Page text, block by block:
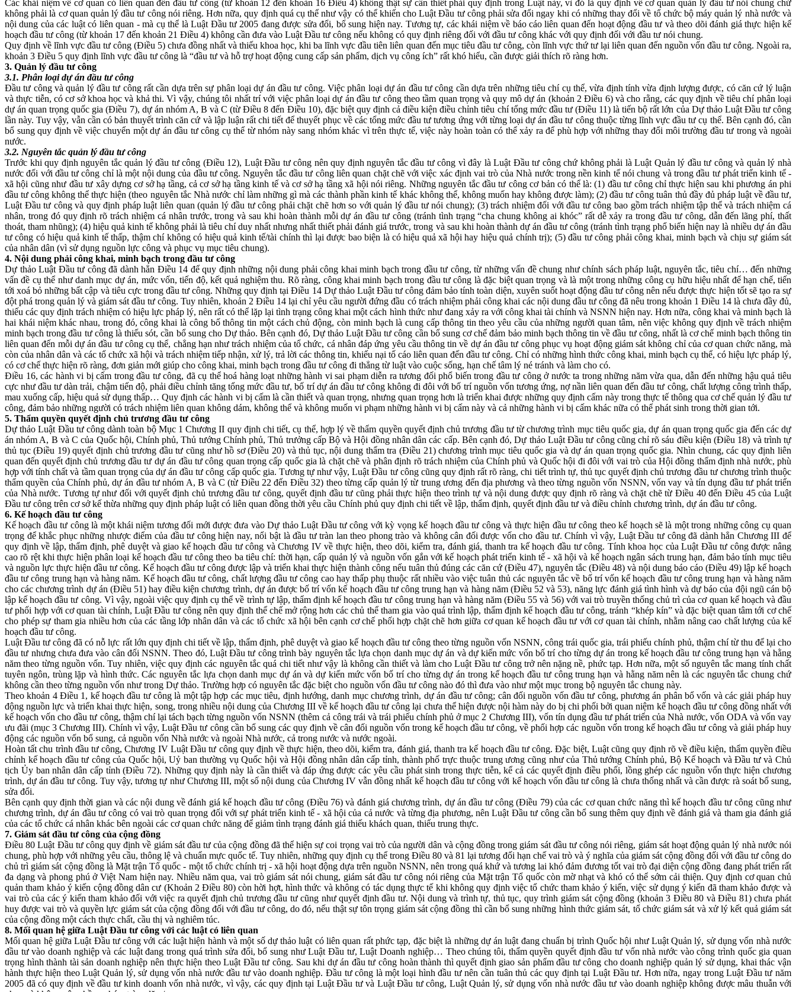
Các khái niệm về cơ quan có liên quan đến đầu tư công (từ khoản 12 đến khoản 16 Điều 4) không thật sự cần thiết phải quy định trong Luật này, vì đó là quy định về cơ quan quản lý đầu tư nói chung chứ
không phải là cơ quan quản lý đầu tư công nói riêng. Hơn nữa, quy định quá cụ thể như vậy có thể khiến cho Luật Đầu tư công phải sửa đổi ngay khi có những thay đổi về tổ chức bộ máy quản lý nhà nước và
nội dung của các luật có liên quan - mà cụ thể là Luật Đầu tư 2005 đang được sửa đổi, bổ sung hiện nay. Tương tự, các khái niệm về báo cáo liên quan đến hoạt động đầu tư và theo dõi đánh giá thực hiện kế
hoạch đầu tư công (từ khoản 17 đến khoản 21 Điều 4) không cần đưa vào Luật Đầu tư công nếu không có quy định riêng đối với đầu tư công khác với quy định đối với đầu tư nói chung.
Quy định về lĩnh vực đầu tư công (Điều 5) chưa đồng nhất và thiếu khoa học, khi ba lĩnh vực đầu tiên liên quan đến mục tiêu đầu tư công, còn lĩnh vực thứ tư lại liên quan đến nguồn vốn đầu tư công. Ngoài ra,
khoản 3 Điều 5 quy định lĩnh vực đầu tư công là “đầu tư và hỗ trợ hoạt động cung cấp sản phẩm, dịch vụ công ích” rất khó hiểu, cần được giải thích rõ ràng hơn.
3. Quản lý đầu tư công
3.1. Phân loại dự án đầu tư công
Đầu tư công và quản lý đầu tư công rất cần dựa trên sự phân loại dự án đầu tư công. Việc phân loại dự án đầu tư công cần dựa trên những tiêu chí cụ thể, vừa định tính vừa định lượng được, có căn cứ lý luận
và thực tiễn, có cơ sở khoa học và khả thi. Vì vậy, chúng tôi nhất trí với việc phân loại dự án đầu tư công theo tầm quan trọng và quy mô dự án (khoản 2 Điều 6) và cho rằng, các quy định về tiêu chí phân loại
dự án quan trọng quốc gia (Điều 7), dự án nhóm A, B và C (từ Điều 8 đến Điều 10), đặc biệt quy định cả điều kiện điều chỉnh tiêu chí tổng mức đầu tư (Điều 11) là tiến bộ rất lớn của Dự thảo Luật Đầu tư công
lần này. Tuy vậy, vẫn cần có bản thuyết trình căn cứ và lập luận rất chi tiết để thuyết phục về các tổng mức đầu tư tương ứng với từng loại dự án đầu tư công thuộc từng lĩnh vực đầu tư cụ thể. Bên cạnh đó, cần
bổ sung quy định về việc chuyển một dự án đầu tư công cụ thể từ nhóm này sang nhóm khác vì trên thực tế, việc này hoàn toàn có thể xảy ra để phù hợp với những thay đổi môi trường đầu tư trong và ngoài
nước.
3.2. Nguyên tắc quản lý đầu tư công
Trước khi quy định nguyên tắc quản lý đầu tư công (Điều 12), Luật Đầu tư công nên quy định nguyên tắc đầu tư công vì đây là Luật Đầu tư công chứ không phải là Luật Quản lý đầu tư công và quản lý nhà
nước đối với đầu tư công chỉ là một nội dung của đầu tư công. Nguyên tắc đầu tư công liên quan chặt chẽ với việc xác định vai trò của Nhà nước trong nền kinh tế nói chung và trong đầu tư phát triển kinh tế -
xã hội cũng như đầu tư xây dựng cơ sở hạ tầng, cả cơ sở hạ tầng kinh tế và cơ sở hạ tầng xã hội nói riêng. Những nguyên tắc đầu tư công cơ bản có thể là: (1) đầu tư công chỉ thực hiện sau khi phương án phi
đầu tư công không thể thực hiện (theo nguyên tắc Nhà nước chỉ làm những gì mà các thành phần kinh tế khác không thể, không muốn hay không được làm); (2) đầu tư công tuân thủ đầy đủ pháp luật về đầu tư,
Luật Đầu tư công và quy định pháp luật liên quan (quản lý đầu tư công phải chặt chẽ hơn so với quản lý đầu tư nói chung); (3) trách nhiệm đối với đầu tư công bao gồm trách nhiệm tập thể và trách nhiệm cá
nhân, trong đó quy định rõ trách nhiệm cá nhân trước, trong và sau khi hoàn thành mỗi dự án đầu tư công (tránh tình trạng “cha chung không ai khóc” rất dễ xảy ra trong đầu tư công, dẫn đến lãng phí, thất
thoát, tham nhũng); (4) hiệu quả kinh tế không phải là tiêu chí duy nhất nhưng nhất thiết phải đánh giá trước, trong và sau khi hoàn thành dự án đầu tư công (tránh tình trạng phổ biến hiện nay là nhiều dự án đầu
tư công có hiệu quả kinh tế thấp, thậm chí không có hiệu quả kinh tế/tài chính thì lại được bao biện là có hiệu quả xã hội hay hiệu quả chính trị); (5) đầu tư công phải công khai, minh bạch và chịu sự giám sát
của nhân dân (vì sử dụng nguồn lực công và phục vụ mục tiêu chung).
4. Nội dung phải công khai, minh bạch trong đầu tư công
Dự thảo Luật Đầu tư công đã dành hẳn Điều 14 để quy định những nội dung phải công khai minh bạch trong đầu tư công, từ những vấn đề chung như chính sách pháp luật, nguyên tắc, tiêu chí… đến những
vấn đề cụ thể như danh mục dự án, mức vốn, tiến độ, kết quả nghiệm thu. Rõ ràng, công khai minh bạch trong đầu tư công là đặc biệt quan trọng và là một trong những công cụ hữu hiệu nhất để hạn chế, tiến
tới xoá bỏ những bất cập và tiêu cực trong đầu tư công. Những quy định tại Điều 14 Dự thảo Luật Đầu tư công đảm bảo tính toàn diện, xuyên suốt hoạt động đầu tư công nên nếu được thực hiện tốt sẽ tạo ra sự
đột phá trong quản lý và giám sát đầu tư công. Tuy nhiên, khoản 2 Điều 14 lại chỉ yêu cầu người đứng đầu có trách nhiệm phải công khai các nội dung đầu tư công đã nêu trong khoản 1 Điều 14 là chưa đầy đủ,
thiếu các quy định trách nhiệm có hiệu lực pháp lý, nên rất có thể lặp lại tình trạng công khai một cách hình thức như đang xảy ra với công khai tài chính và NSNN hiện nay. Hơn nữa, công khai và minh bạch là
hai khái niệm khác nhau, trong đó, công khai là công bố thông tin một cách chủ động, còn minh bạch là cung cấp thông tin theo yêu cầu của những người quan tâm, nên việc không quy định về trách nhiệm
minh bạch trong đầu tư công là thiếu sót, cần bổ sung cho Dự thảo. Bên cạnh đó, Dự thảo Luật Đầu tư công cần bổ sung cơ chế đảm bảo minh bạch thông tin về đầu tư công, nhất là cơ chế minh bạch thông tin
liên quan đến mỗi dự án đầu tư công cụ thể, chẳng hạn như trách nhiệm của tổ chức, cá nhân đáp ứng yêu cầu thông tin về dự án đầu tư công phục vụ hoạt động giám sát không chỉ của cơ quan chức năng, mà
còn của nhân dân và các tổ chức xã hội và trách nhiệm tiếp nhận, xử lý, trả lời các thông tin, khiếu nại tố cáo liên quan đến đầu tư công. Chỉ có những hình thức công khai, minh bạch cụ thể, có hiệu lực pháp lý,
có cơ chế thực hiện rõ ràng, đơn giản mới giúp cho công khai, minh bạch trong đầu tư công đi thẳng từ luật vào cuộc sống, hạn chế tâm lý né tránh và làm cho có.
Điều 16, các hành vi bị cấm trong đầu tư công, đã cụ thể hoá hàng loạt những hành vi sai phạm diễn ra tương đối phổ biến trong đầu tư công ở nước ta trong những năm vừa qua, dẫn đến những hậu quả tiêu
cực như đầu tư dàn trải, chậm tiến độ, phải điều chỉnh tăng tổng mức đầu tư, bố trí dự án đầu tư công không đi đôi với bố trí nguồn vốn tương ứng, nợ nần liên quan đến đầu tư công, chất lượng công trình thấp,
mau xuống cấp, hiệu quả sử dụng thấp… Quy định các hành vi bị cấm là cần thiết và quan trọng, nhưng quan trọng hơn là triển khai được những quy định cấm này trong thực tế thông qua cơ chế quản lý đầu tư
công, đảm bảo những người có trách nhiệm liên quan không dám, không thể và không muốn vi phạm những hành vi bị cấm này và cả những hành vi bị cấm khác nữa có thể phát sinh trong thời gian tới.
5. Thẩm quyền quyết định chủ trương đầu tư công
Dự thảo Luật Đầu tư công dành toàn bộ Mục 1 Chương II quy định chi tiết, cụ thể, hợp lý về thẩm quyền quyết định chủ trương đầu tư từ chương trình mục tiêu quốc gia, dự án quan trọng quốc gia đến các dự
án nhóm A, B và C của Quốc hội, Chính phủ, Thủ tướng Chính phủ, Thủ trưởng cấp Bộ và Hội đồng nhân dân các cấp. Bên cạnh đó, Dự thảo Luật Đầu tư công cũng chỉ rõ sáu điều kiện (Điều 18) và trình tự
thủ tục (Điều 19) quyết định chủ trương đầu tư cũng như hồ sơ (Điều 20) và thủ tục, nội dung thẩm tra (Điều 21) chương trình mục tiêu quốc gia và dự án quan trọng quốc gia. Nhìn chung, các quy định liên
quan đến quyết định chủ trương đầu tư dự án đầu tư công quan trọng cấp quốc gia là chặt chẽ và phân định rõ trách nhiệm của Chính phủ và Quốc hội đi đôi với vai trò của Hội đồng thẩm định nhà nước, phù
hợp với tính chất và tầm quan trọng của dự án đầu tư công cấp quốc gia. Tương tự như vậy, Luật Đầu tư công cũng quy định rất rõ ràng, chi tiết trình tự, thủ tục quyết định chủ trương đầu tư chương trình thuộc
thẩm quyền của Chính phủ, dự án đầu tư nhóm A, B và C (từ Điều 22 đến Điều 32) theo từng cấp quản lý từ trung ương đến địa phương và theo từng nguồn vốn NSNN, vốn vay và tín dụng đầu tư phát triển
của Nhà nước. Tương tự như đối với quyết định chủ trương đầu tư công, quyết định đầu tư cũng phải thực hiện theo trình tự và nội dung được quy định rõ ràng và chặt chẽ từ Điều 40 đến Điều 45 của Luật
Đầu tư công trên cơ sở kế thừa những quy định pháp luật có liên quan đồng thời yêu cầu Chính phủ quy định chi tiết về lập, thẩm định, quyết định đầu tư và điều chỉnh chương trình, dự án đầu tư công.
6. Kế hoạch đầu tư công
Kế hoạch đầu tư công là một khái niệm tương đối mới được đưa vào Dự thảo Luật Đầu tư công với kỳ vọng kế hoạch đầu tư công và thực hiện đầu tư công theo kế hoạch sẽ là một trong những công cụ quan
trọng để khắc phục những nhược điểm của đầu tư công hiện nay, nổi bật là đầu tư tràn lan theo phong trào và không cân đối được vốn cho đầu tư. Chính vì vậy, Luật Đầu tư công đã dành hẳn Chương III để
quy định về lập, thẩm định, phê duyệt và giao kế hoạch đầu tư công và Chương IV về thực hiện, theo dõi, kiểm tra, đánh giá, thanh tra kế hoạch đầu tư công. Tính khoa học của Luật Đầu tư công được nâng
cao rõ rệt khi thực hiện phân loại kế hoạch đầu tư công theo ba tiêu chí: thời hạn, cấp quản lý và nguồn vốn gắn với kế hoạch phát triển kinh tế - xã hội và kế hoạch ngân sách trung hạn, đảm bảo tính mục tiêu
và nguồn lực thực hiện đầu tư công. Kế hoạch đầu tư công được lập và triển khai thực hiện thành công nếu tuân thủ đúng các căn cứ (Điều 47), nguyên tắc (Điều 48) và nội dung báo cáo (Điều 49) lập kế hoạch
đầu tư công trung hạn và hàng năm. Kế hoạch đầu tư công, chất lượng đầu tư công cao hay thấp phụ thuộc rất nhiều vào việc tuân thủ các nguyên tắc về bố trí vốn kế hoạch đầu tư công trung hạn và hàng năm
cho các chương trình dự án (Điều 51) hay điều kiện chương trình, dự án được bố trí vốn kế hoạch đầu tư công trung hạn và hàng năm (Điều 52 và 53), năng lực đánh giá tình hình và dự báo của đội ngũ cán bộ
lập kế hoạch đầu tư công. Vì vậy, ngoài việc quy định cụ thể về trình tự lập, thẩm định kế hoạch đầu tư công trung hạn và hàng năm (Điều 55 và 56) với vai trò truyền thống chủ trì của cơ quan kế hoạch và đầu
tư phối hợp với cơ quan tài chính, Luật Đầu tư công nên quy định thể chế mở rộng hơn các chủ thể tham gia vào quá trình lập, thẩm định kế hoạch đầu tư công, tránh “khép kín” và đặc biệt quan tâm tới cơ chế
cho phép sự tham gia nhiều hơn của các tầng lớp nhân dân và các tổ chức xã hội bên cạnh cơ chế phối hợp chặt chẽ hơn giữa cơ quan kế hoạch đầu tư với cơ quan tài chính, nhằm nâng cao chất lượng của kế
hoạch đầu tư công.
Luật Đầu tư công đã có nỗ lực rất lớn quy định chi tiết về lập, thẩm định, phê duyệt và giao kế hoạch đầu tư công theo từng nguồn vốn NSNN, công trái quốc gia, trái phiếu chính phủ, thậm chí từ thu để lại cho
đầu tư nhưng chưa đưa vào cân đối NSNN. Theo đó, Luật Đầu tư công trình bày nguyên tắc lựa chọn danh mục dự án và dự kiến mức vốn bố trí cho từng dự án trong kế hoạch đầu tư công trung hạn và hằng
năm theo từng nguồn vốn. Tuy nhiên, việc quy định các nguyên tắc quá chi tiết như vậy là không cần thiết và làm cho Luật Đầu tư công trở nên nặng nề, phức tạp. Hơn nữa, một số nguyên tắc mang tính chất
tuyên ngôn, trùng lặp và hình thức. Các nguyên tắc lựa chọn danh mục dự án và dự kiến mức vốn bố trí cho từng dự án trong kế hoạch đầu tư công trung hạn và hằng năm nên là các nguyên tắc chung chứ
không cần theo từng nguồn vốn như trong Dự thảo. Trường hợp có nguyên tắc đặc biệt cho nguồn vốn đầu tư công nào đó thì đưa vào như một mục trong bộ nguyên tắc chung này.
Theo khoản 4 Điều 1, kế hoạch đầu tư công là một tập hợp các mục tiêu, định hướng, danh mục chương trình, dự án đầu tư công; cân đối nguồn vốn đầu tư công, phương án phân bổ vốn và các giải pháp huy
động nguồn lực và triển khai thực hiện, song, trong nhiều nội dung của Chương III về kế hoạch đầu tư công lại chưa thể hiện được nội hàm này do bị chi phối bởi quan niệm kế hoạch đầu tư công đồng nhất với
kế hoạch vốn cho đầu tư công, thậm chí lại tách bạch từng nguồn vốn NSNN (thêm cả công trái và trái phiếu chính phủ ở mục 2 Chương III), vốn tín dụng đầu tư phát triển của Nhà nước, vốn ODA và vốn vay
ưu đãi (mục 3 Chương III). Chính vì vậy, Luật Đầu tư công cần bổ sung các quy định về cân đối nguồn vốn trong kế hoạch đầu tư công, về phối hợp các nguồn vốn trong kế hoạch đầu tư công và giải pháp huy
động các nguồn vốn bổ sung, cả nguồn vốn Nhà nước và ngoài Nhà nước, cả trong nước và nước ngoài.
Hoàn tất chu trình đầu tư công, Chương IV Luật Đầu tư công quy định về thực hiện, theo dõi, kiểm tra, đánh giá, thanh tra kế hoạch đầu tư công. Đặc biệt, Luật cũng quy định rõ về điều kiện, thẩm quyền điều
chỉnh kế hoạch đầu tư công của Quốc hội, Uỷ ban thường vụ Quốc hội và Hội đồng nhân dân cấp tỉnh, thành phố trực thuộc trung ương cũng như của Thủ tướng Chính phủ, Bộ Kế hoạch và Đầu tư và Chủ
tịch Ủy ban nhân dân cấp tỉnh (Điều 72). Những quy định này là cần thiết và đáp ứng được các yêu cầu phát sinh trong thực tiễn, kể cả các quyết định điều phối, lồng ghép các nguồn vốn thực hiện chương
trình, dự án đầu tư công. Tuy vậy, tương tự như Chương III, một số nội dung của Chương IV vẫn đồng nhất kế hoạch đầu tư công với kế hoạch vốn đầu tư công là chưa thống nhất và cần được rà soát bổ sung,
sửa đổi.
Bên cạnh quy định thời gian và các nội dung về đánh giá kế hoạch đầu tư công (Điều 76) và đánh giá chương trình, dự án đầu tư công (Điều 79) của các cơ quan chức năng thì kế hoạch đầu tư công cũng như
chương trình, dự án đầu tư công có vai trò quan trọng đối với sự phát triển kinh tế - xã hội của cả nước và từng địa phương, nên Luật Đầu tư công cần bổ sung thêm quy định về đánh giá và tham gia đánh giá
của các tổ chức cá nhân khác bên ngoài các cơ quan chức năng để giảm tình trạng đánh giá thiếu khách quan, thiếu trung thực.
7. Giám sát đầu tư công của cộng đồng
Điều 80 Luật Đầu tư công quy định về giám sát đầu tư của cộng đồng đã thể hiện sự coi trọng vai trò của người dân và cộng đồng trong giám sát đầu tư công nói riêng, giám sát hoạt động quản lý nhà nước nói
chung, phù hợp với những yêu cầu, thông lệ và chuẩn mực quốc tế. Tuy nhiên, những quy định cụ thể trong Điều 80 và 81 lại tương đối hạn chế vai trò và ý nghĩa của giám sát cộng đồng đối với đầu tư công do
chủ trì giám sát cộng đồng là Mặt trận Tổ quốc - một tổ chức chính trị - xã hội hoạt động dựa trên nguồn NSNN, nên trong quá khứ và tương lai khó đảm đương tốt vai trò đại diện cộng đồng đang phát triển rất
đa dạng và phong phú ở Việt Nam hiện nay. Nhiều năm qua, vai trò giám sát nói chung, giám sát đầu tư công nói riêng của Mặt trận Tổ quốc còn mờ nhạt và khó có thể sớm cải thiện. Quy định cơ quan chủ
quản tham khảo ý kiến cộng đồng dân cư (Khoản 2 Điều 80) còn hời hợt, hình thức và không có tác dụng thực tế khi không quy định việc tổ chức tham khảo ý kiến, việc sử dụng ý kiến đã tham khảo được và
vai trò của các ý kiến tham khảo đối với việc ra quyết định chủ trương đầu tư cũng như quyết định đầu tư. Nội dung và trình tự, thủ tục, quy trình giám sát cộng đồng (khoản 3 Điều 80 và Điều 81) chưa phát
huy được vai trò và quyền lực giám sát của cộng đồng đối với đầu tư công, do đó, nếu thật sự tôn trọng giám sát cộng đồng thì cần bổ sung những hình thức giám sát, tổ chức giám sát và xử lý kết quả giám sát
của cộng đồng một cách thực chất, cầu thị và nghiêm túc.
8. Mối quan hệ giữa Luật Đầu tư công với các luật có liên quan
Mối quan hệ giữa Luật Đầu tư công với các luật hiện hành và một số dự thảo luật có liên quan rất phức tạp, đặc biệt là những dự án luật đang chuẩn bị trình Quốc hội như Luật Quản lý, sử dụng vốn nhà nước
đầu tư vào doanh nghiệp và các luật đang trong quá trình sửa đổi, bổ sung như Luật Đầu tư, Luật Doanh nghiệp… Theo chúng tôi, thẩm quyền quyết định đầu tư vốn nhà nước vào công trình quốc gia quan
trọng hình thành tài sản doanh nghiệp nên thực hiện theo Luật Đầu tư công. Sau khi dự án đầu tư công hoàn thành thì quyết định giao sản phẩm đầu tư công cho doanh nghiệp quản lý sử dụng, khai thác vận
hành thực hiện theo Luật Quản lý, sử dụng vốn nhà nước đầu tư vào doanh nghiệp. Đầu tư công là một loại hình đầu tư nên cần tuân thủ các quy định tại Luật Đầu tư. Hơn nữa, ngay trong Luật Đầu tư năm
2005 đã có quy định về đầu tư kinh doanh vốn nhà nước, vì vậy, các quy định tại Luật Đầu tư và Luật Đầu tư công, Luật Quản lý, sử dụng vốn nhà nước đầu tư vào doanh nghiệp không được mâu thuẫn với